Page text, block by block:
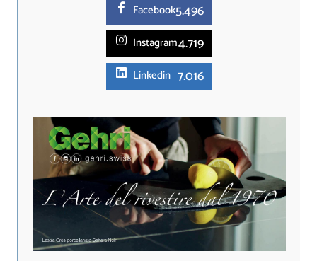
Facebook5.496
Instagram4.719
Linkedin 7.016